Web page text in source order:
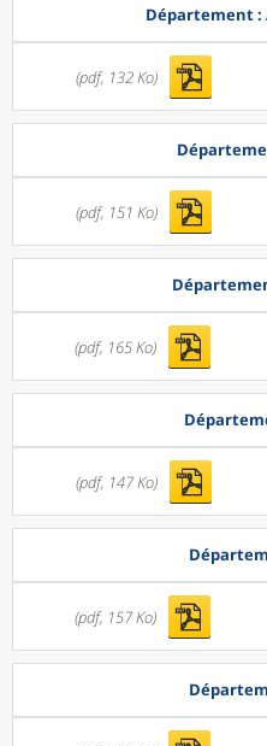
Département :
(pdf, 132 Ko)
(pdf, 151 Ko)
(pdf, 165 Ko)
(pdf, 147 Ko)
(pdf, 157 Ko)